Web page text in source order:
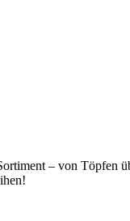
– von Töpfen